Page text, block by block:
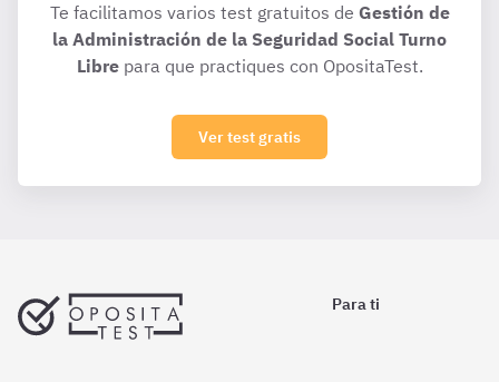
Te facilitamos varios test gratuitos de Gestión de
la Administración de la Seguridad Social Turno
Librepara que practiques con OpositaTest.
Ver test gratis
Para ti